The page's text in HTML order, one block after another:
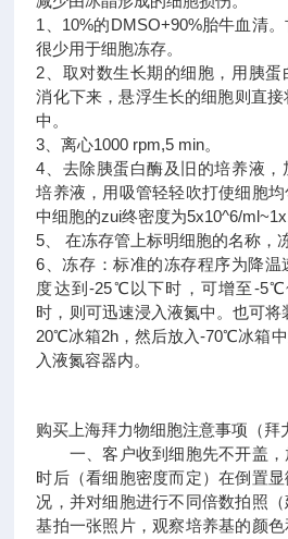
1、10%的DMSO+90%胎牛血清
很少用于细胞冻存。
2、取对数生长期的细胞，用胰
消化下来，悬浮生长的细胞则直
中。
3、离心1000 rpm,5 min。
4、去除胰蛋白酶及旧的培养液
培养液，用吸管轻轻吹打使细胞
中细胞的zui终密度为5x10^6/
5、 在冻存管上标明细胞的名称，
6、冻存：标准的冻存程序为降
度达到-25℃以下时，可增至-
时，则可迅速浸入液氮中。也可
20℃冰箱2h，然后放入-70℃冰箱
入液氮容器内。
购买上海拜力物细胞注意事项（拜
一、客户收到细胞先不开盖，
时后（看细胞密度而定）在倒置
况，并对细胞进行不同倍数拍照
基拍一张照片，观察培养基的颜